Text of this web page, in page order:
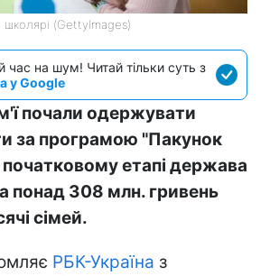
(GettyImages)
час на шум! Читай тільки суть з
у Google
почали одержувати
за програмою "Пакунок
етапі держава
понад 308 млн. гривень
сімей.
РБК-Україна з